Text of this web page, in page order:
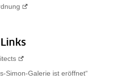
Simon-Galerie ist eröffnet“